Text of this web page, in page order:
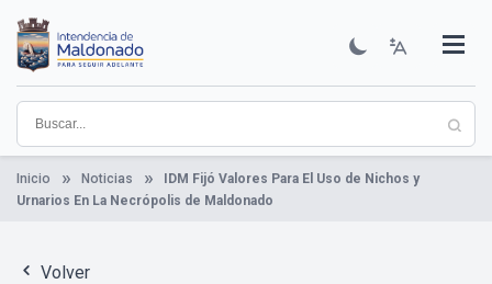
contenido
principal
Institucional
Municipios
Descubre Maldonado
Comunicación
Servicios
Guía De Trámites
Ver Noticias
Inicio Noticias
IDM Fijó Valores Para El Uso de Nichos y
Urnarios En La Necrópolis de Maldonado
Volver